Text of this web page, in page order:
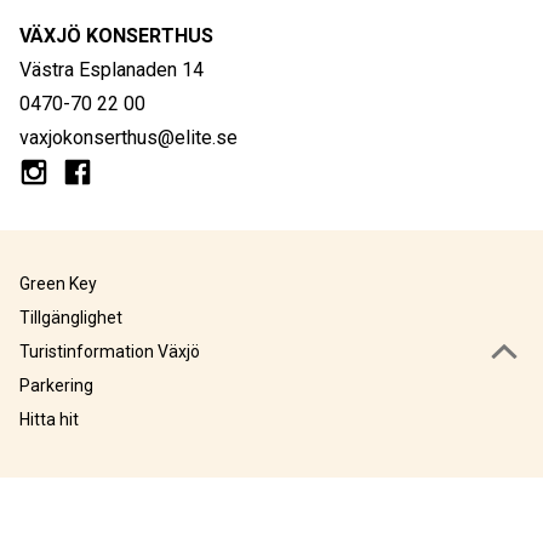
VÄXJÖ KONSERTHUS
Västra Esplanaden 14
0470-70 22 00
vaxjokonserthus@elite.se
Green Key
Tillgänglighet
Turistinformation Växjö
Parkering
Hitta hit